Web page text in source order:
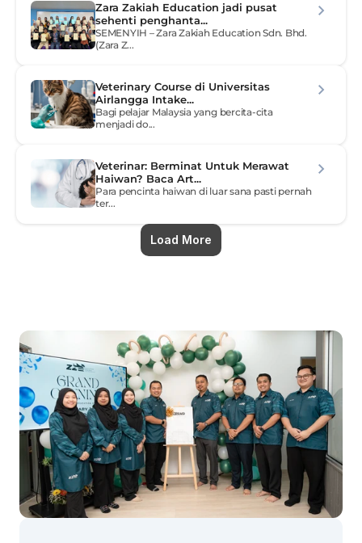
Zara Zakiah Education jadi pusat
sehenti penghanta...
SEMENYIH – Zara Zakiah Education Sdn. Bhd.
(Zara Z...
Veterinary Course di Universitas
Airlangga Intake...
Bagi pelajar Malaysia yang bercita-cita
menjadi do...
Veterinar: Berminat Untuk Merawat
Haiwan? Baca Art...
Para pencinta haiwan di luar sana pasti pernah
ter...
Load More